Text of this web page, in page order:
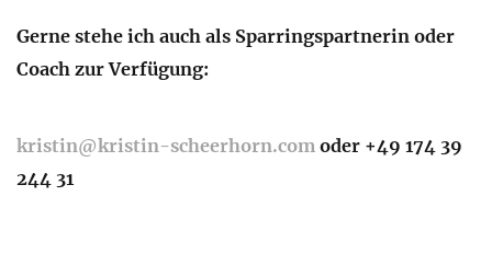
Gerne stehe ich auch als Sparringspartnerin oder
Coach zur Verfügung:
kristin@kristin-scheerhorn.com oder +49 174 39
244 31